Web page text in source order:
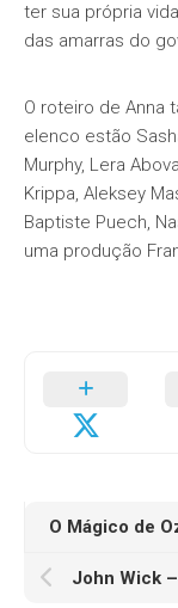
ter sua própria
das amarras do
O roteiro de Anna
elenco estão
Murphy, Lera
Krippa, Aleksey
Baptiste Puech,
uma produção
O Mágico de
John Wick